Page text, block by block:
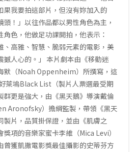
果我要拍這部片，但沒有妳加入的
！」以往作品都以男性角色為主，
色，他做足功課開拍，他表示：
、高雅、智慧、脆弱元素的電影，美
撼人心的。」 本片劇本由《移動迷
默（Noah Oppenheim）所撰寫，這
萊塢Black List（製片人票選最受期
群更是強大，由《黑天鵝》導演戴倫
Aronofsky）擔綱監製，帶領《黑天
製片，品質掛保證，並由《肌膚之
項的音樂家蜜卡李維（Mica Levi）
曾獲凱撒電影獎最佳攝影的史蒂芬方